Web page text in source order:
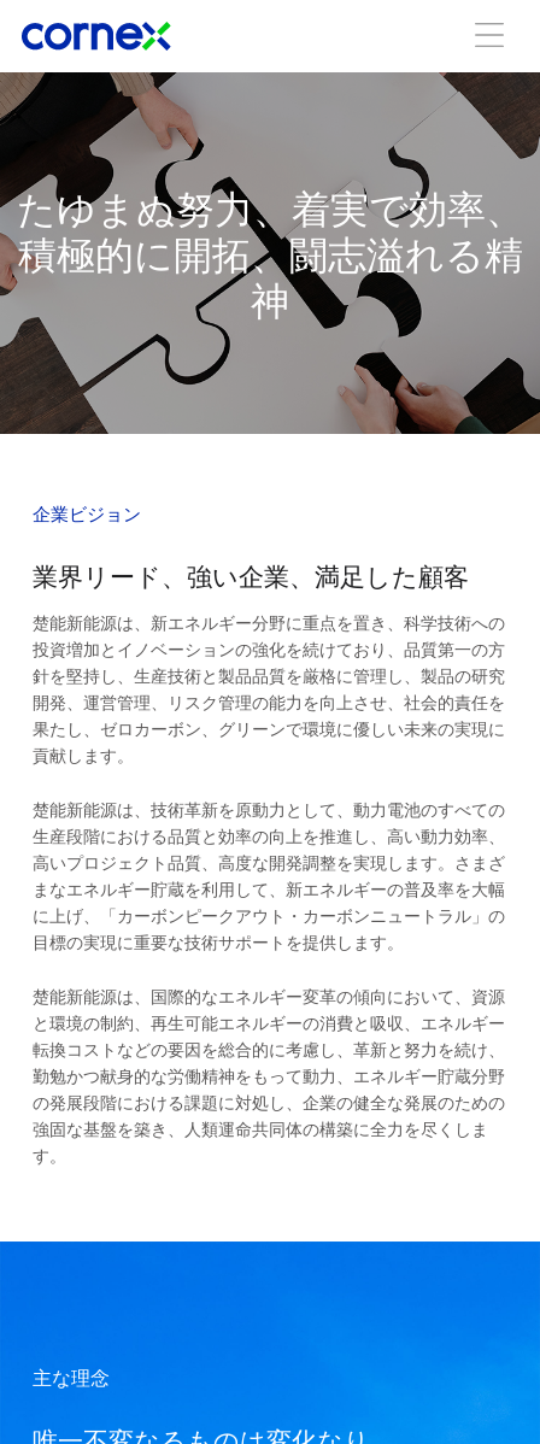
たゆまぬ努力、着実で効率、
積極的に開拓、闘志溢れる精
神
企業ビジョン
業界リード、強い企業、満足した顧客
楚能新能源は、新エネルギー分野に重点を置き、科学技術への
投資増加とイノベーションの強化を続けており、品質第一の方
針を堅持し、生産技術と製品品質を厳格に管理し、製品の研究
開発、運営管理、リスク管理の能力を向上させ、社会的責任を
果たし、ゼロカーボン、グリーンで環境に優しい未来の実現に
貢献します。
楚能新能源は、技術革新を原動力として、動力電池のすべての
生産段階における品質と効率の向上を推進し、高い動力効率、
高いプロジェクト品質、高度な開発調整を実現します。さまざ
まなエネルギー貯蔵を利用して、新エネルギーの普及率を大幅
に上げ、「カーボンピークアウト・カーボンニュートラル」の
目標の実現に重要な技術サポートを提供します。
楚能新能源は、国際的なエネルギー変革の傾向において、資源
と環境の制約、再生可能エネルギーの消費と吸収、エネルギー
転換コストなどの要因を総合的に考慮し、革新と努力を続け、
勤勉かつ献身的な労働精神をもって動力、エネルギー貯蔵分野
の発展段階における課題に対処し、企業の健全な発展のための
強固な基盤を築き、人類運命共同体の構築に全力を尽くしま
す。
主な理念